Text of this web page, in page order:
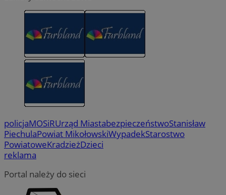
policjaMOSiRUrząd MiastabezpieczeństwoStanisław
PiechulaPowiat MikołowskiWypadekStarostwo
PowiatoweKradzieżDzieci
reklama
Portal należy do sieci